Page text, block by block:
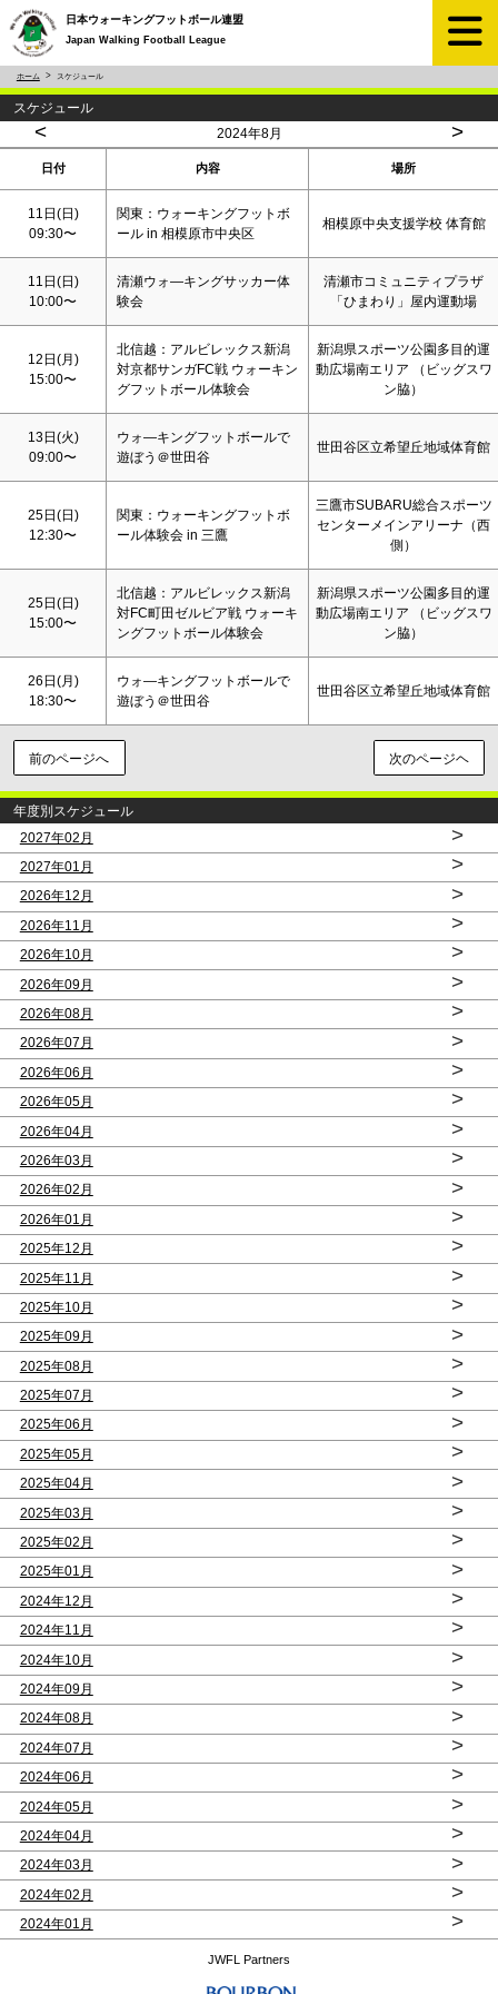
日本ウォーキングフットボール連盟
Japan Walking Football League
ホーム スケジュール
スケジュール
< 2024年8月 >
日付 内容 場所
11日(日)
09:30〜
関東：ウォーキングフットボ
ール in 相模原市中央区
相模原中央支援学校 体育館
11日(日)
10:00〜
清瀬ウォ―キングサッカー体
験会
清瀬市コミュニティプラザ
「ひまわり」屋内運動場
12日(月)
15:00〜
北信越：アルビレックス新潟
対京都サンガFC戦 ウォーキン
グフットボール体験会
新潟県スポーツ公園多目的運
動広場南エリア （ビッグスワ
ン脇）
13日(火)
09:00〜
ウォ―キングフットボールで
遊ぼう＠世田谷
世田谷区立希望丘地域体育館
25日(日)
12:30〜
関東：ウォーキングフットボ
ール体験会 in 三鷹
三鷹市SUBARU総合スポーツ
センターメインアリーナ（西
側）
25日(日)
15:00〜
北信越：アルビレックス新潟
対FC町田ゼルビア戦 ウォーキ
ングフットボール体験会
新潟県スポーツ公園多目的運
動広場南エリア （ビッグスワ
ン脇）
26日(月)
18:30〜
ウォ―キングフットボールで
遊ぼう＠世田谷
世田谷区立希望丘地域体育館
前のページへ 次のページヘ
年度別スケジュール
2027年02月
>
2027年01月 >
2026年12月 >
2026年11月 >
2026年10月 >
2026年09月 >
2026年08月 >
2026年07月 >
2026年06月 >
2026年05月 >
2026年04月 >
2026年03月 >
2026年02月 >
2026年01月 >
2025年12月 >
2025年11月 >
2025年10月 >
2025年09月 >
2025年08月 >
2025年07月 >
2025年06月 >
2025年05月 >
2025年04月 >
2025年03月 >
2025年02月 >
2025年01月 >
2024年12月 >
2024年11月 >
2024年10月 >
2024年09月 >
2024年08月 >
2024年07月 >
2024年06月 >
2024年05月 >
2024年04月 >
2024年03月 >
2024年02月 >
2024年01月 >
JWFL Partners